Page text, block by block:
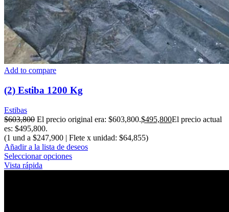
Add to compare
(2) Estiba 1200 Kg
Estibas
$603,800 El precio original era: $603,800.$495,800El precio actual
es: $495,800.
(1 und a $247,900 | Flete x unidad: $64,855)
Añadir a la lista de deseos
Seleccionar opciones
Vista rápida